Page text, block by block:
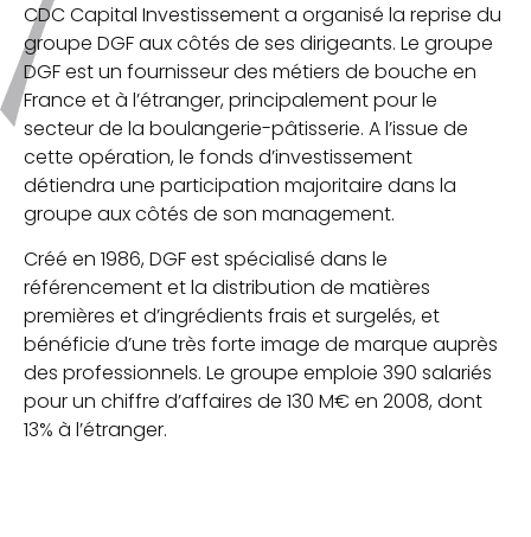
CDC Capital Investissement a organisé la reprise du
groupe DGF aux côtés de ses dirigeants. Le groupe
DGF est un fournisseur des métiers de bouche en
France et à l’étranger, principalement pour le
secteur de la boulangerie-pâtisserie. A l’issue de
cette opération, le fonds d’investissement
détiendra une participation majoritaire dans la
groupe aux côtés de son management.
Créé en 1986, DGF est spécialisé dans le
référencement et la distribution de matières
premières et d’ingrédients frais et surgelés, et
bénéficie d’une très forte image de marque auprès
des professionnels. Le groupe emploie 390 salariés
pour un chiffre d’affaires de 130 M€ en 2008, dont
13% à l’étranger.